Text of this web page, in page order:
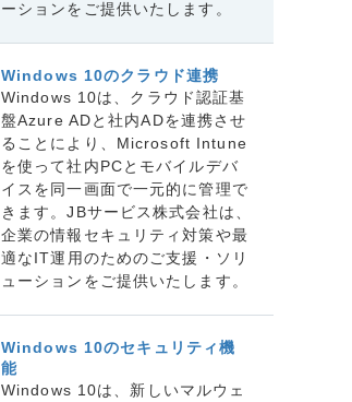
ーションをご提供いたします。
Windows 10のクラウド連携
Windows 10は、クラウド認証基
盤Azure ADと社内ADを連携させ
ることにより、Microsoft Intune
を使って社内PCとモバイルデバ
イスを同一画面で一元的に管理で
きます。JBサービス株式会社は、
企業の情報セキュリティ対策や最
適なIT運用のためのご支援・ソリ
ューションをご提供いたします。
Windows 10のセキュリティ機
能
Windows 10は、新しいマルウェ